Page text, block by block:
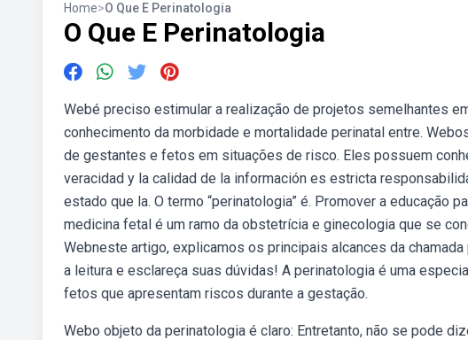
Home>O Que E Perinatologia
O Que E Perinatologia
Webé preciso estimular a realização de projetos semelhantes
conhecimento da morbidade e mortalidade perinatal entre.
de gestantes e fetos em situações de risco. Eles possuem
veracidad y la calidad de la información es estricta
estado que la. O termo “perinatologia” é. Promover a educação
medicina fetal é um ramo da obstetrícia e ginecologia que se
Webneste artigo, explicamos os principais alcances da
a leitura e esclareça suas dúvidas! A perinatologia é uma
fetos que apresentam riscos durante a gestação.
Webo objeto da perinatologia é claro: Entretanto, não se pode